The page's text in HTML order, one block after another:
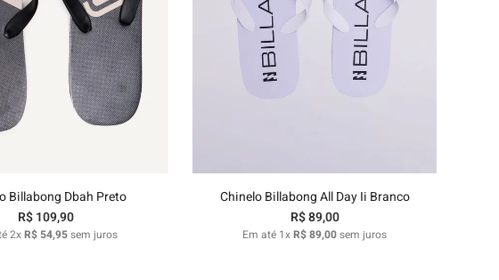
39/40 41/42 43/44
Billabong Dbah Preto
R$109,90
2xR$ 54,95sem juros
Chinelo Billabong All Day Ii Branco
R$89,00
Em até 1xR$89,00sem juros